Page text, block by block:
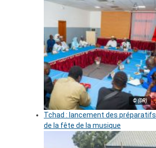
© (DR)
Tchad : lancement des préparatifs
de la fête de la musique